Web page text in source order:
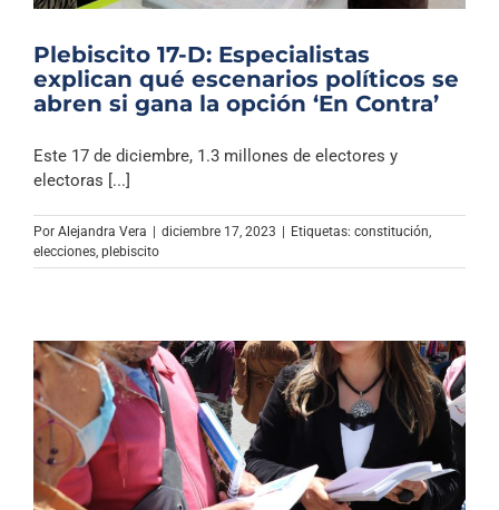
Plebiscito 17-D: Especialistas
explican qué escenarios políticos se
abren si gana la opción ‘En Contra’
Este 17 de diciembre, 1.3 millones de electores y
electoras [...]
Por Alejandra Vera | diciembre 17, 2023 | Etiquetas: constitución
elecciones plebiscito